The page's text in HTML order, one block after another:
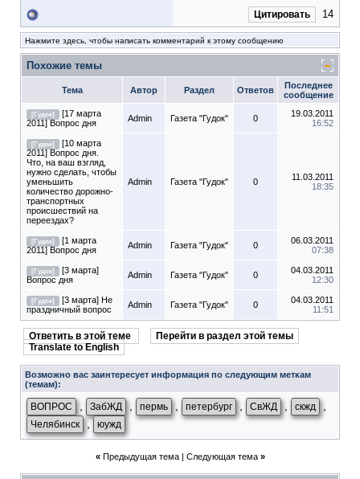
Цитировать 14
Нажмите здесь, чтобы написать комментарий к этому сообщению
Похожие темы
Тема Автор Раздел Ответов
Последнее
сообщение
[Гудок]
[17 марта
2011] Вопрос дня
Admin Газета "Гудок" 0
19.03.2011
16:52
[Гудок]
[10 марта
2011] Вопрос дня.
Что, на ваш взгляд,
нужно сделать, чтобы
уменьшить
количество дорожно-
транспортных
происшествий на
переездах?
Admin Газета "Гудок" 0
11.03.2011
18:35
[Гудок]
[1 марта
2011] Вопрос дня
Admin Газета "Гудок" 0
06.03.2011
07:38
[Гудок]
[3 марта]
Вопрос дня
Admin Газета "Гудок" 0
04.03.2011
12:30
[Гудок]
[3 марта] Не
праздничный вопрос
Admin Газета "Гудок" 0
04.03.2011
11:51
Ответить в этой теме
Перейти в раздел этой темы
Translate to English
Возможно вас заинтересует информация по следующим меткам
(темам):
ВОПРОС ЗабЖД пермь петербург СвЖД скжд
Челябинск , юужд
« Предыдущая тема| Следующая тема »